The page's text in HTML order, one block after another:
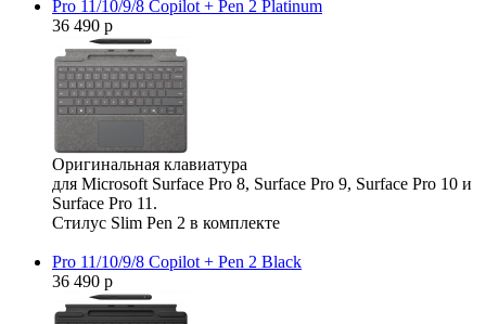
Pro 11/10/9/8 Copilot + Pen 2 Platinum
36 490 р
Оригинальная клавиатура
для Microsoft Surface Pro 8, Surface Pro 9, Surface Pro 10 и
Surface Pro 11.
Стилус Slim Pen 2 в комплекте
Pro 11/10/9/8 Copilot + Pen 2 Black
36 490 р